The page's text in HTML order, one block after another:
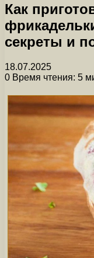
Как
секреты и
18.07.2025
0 Время чтения: 5